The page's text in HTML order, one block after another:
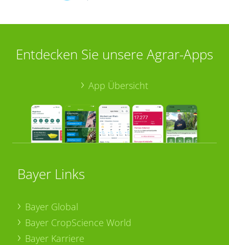
Entdecken Sie unsere Agrar-Apps
App Übersicht
Bayer Links
Bayer Global
Bayer CropScience World
Bayer Karriere